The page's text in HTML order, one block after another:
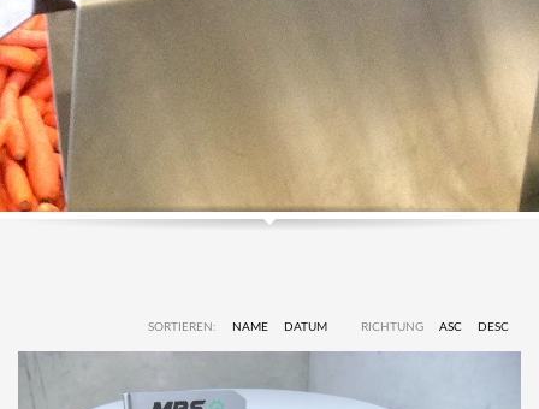
SORTIEREN: NAME DATUM RICHTUNG ASC DESC